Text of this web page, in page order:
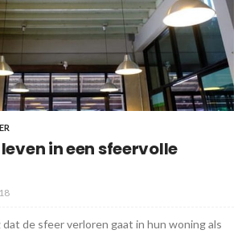
in een sfeervolle
dat de sfeer verloren gaat in hun woning als